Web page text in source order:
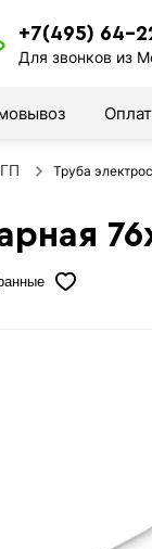
+7(495) 64-
Для звонков из
Труба